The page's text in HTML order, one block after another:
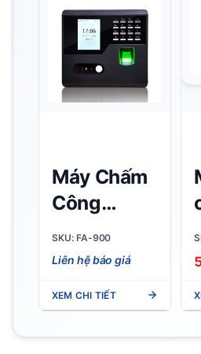
mỏng nhẹ,
bền bỉ
Máy Chấm
Công
khuôn mặt
FA-900
SKU: FA-900
Liên hệ báo giá
XEM CHI TIẾT